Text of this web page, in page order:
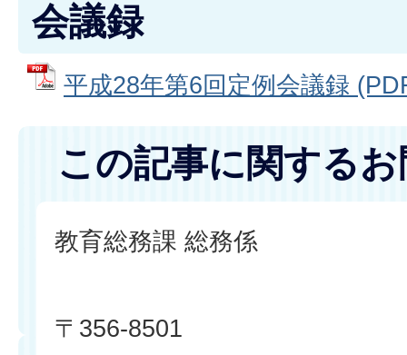
会議録
平成28年第6回定例会議録
この記事に関する
教育総務課 総務係
〒356-8501